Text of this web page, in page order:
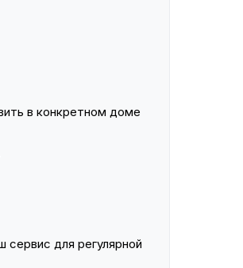
в конкретном доме
для регулярной